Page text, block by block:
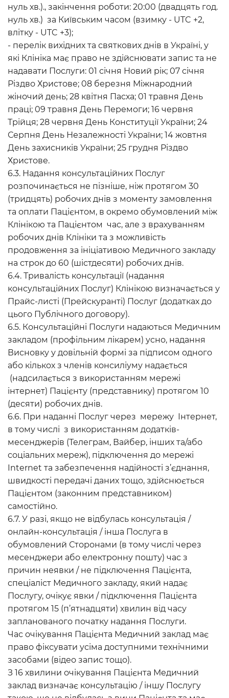
нуль хв.)., закінчення роботи: 20:00 (двадцять год.
нуль хв.) за Київським часом (взимку - UTC +2,
влітку - UTC +3);
- перелік вихідних та святкових днів в Україні, у
які Клініка має право не здійснювати запис та не
надавати Послуги: 01 січня Новий рік; 07 січня
Різдво Христове; 08 березня Міжнародний
жіночий день; 28 квітня Пасха; 01 травня День
праці; 09 травня День Перемоги; 16 червня
Трійця; 28 червня День Конституції України; 24
Серпня День Незалежності України; 14 жовтня
День захисників України; 25 грудня Різдво
Христове.
6.3. Надання консультаційних Послуг
розпочинається не пізніше, ніж протягом 30
(тридцять) робочих днів з моменту замовлення
та оплати Пацієнтом, в окремо обумовлений між
Клінікою та Пацієнтом час, але з врахуванням
робочих днів Клініки та з можливість
продовження за ініціативою Медичного закладу
на строк до 60 (шістдесяти) робочих днів.
6.4. Тривалість консультації (надання
консультаційних Послуг) Клінікою визначається у
Прайс-листі (Прейскуранті) Послуг (додатках до
цього Публічного договору).
6.5. Консультаційні Послуги надаються Медичним
закладом (профільним лікарем) усно, надання
Висновку у довільній формі за підписом одного
або кількох з членів консиліуму надається
(надсилається з використанням мережі
інтернет) Пацієнту (представнику) протягом 10
(десяти) робочих днів.
6.6. При наданні Послуг через мережу Інтернет,
в тому числі з використанням додатків-
месенджерів (Телеграм, Вайбер, інших та/або
соціальних мереж), підключення до мережі
Internet та забезпечення надійності з’єднання,
швидкості передачі даних тощо, здійснюється
Пацієнтом (законним представником)
самостійно.
6.7. У разі, якщо не відбулась консультація /
онлайн-консультація / інша Послуга в
обумовлений Сторонами (в тому числі через
месенджери або електронну пошту) час з
причин неявки / не підключення Пацієнта,
спеціаліст Медичного закладу, який надає
Послугу, очікує явки / підключення Пацієнта
протягом 15 (п’ятнадцяти) хвилин від часу
запланованого початку надання Послуги.
Час очікування Пацієнта Медичний заклад має
право фіксувати усіма доступними технічними
засобами (відео запис тощо).
З 16 хвилини очікування Пацієнта Медичний
заклад визначає консультацію / іншу Послугу